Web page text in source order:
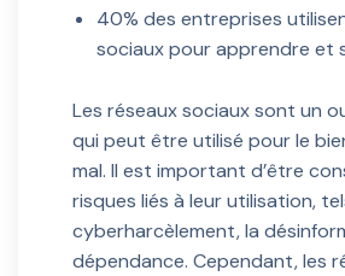
40% des entreprises
sociaux pour apprendre et
Les réseaux sociaux sont un
qui peut être utilisé pour le
mal. Il est important d’être
risques liés à leur utilisation,
cyberharcèlement, la
dépendance. Cependant, les